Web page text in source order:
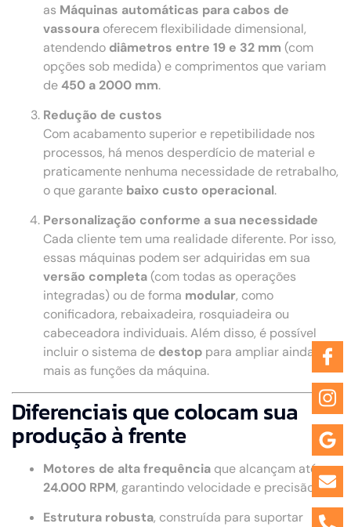
as Máquinas automáticas para cabos de
vassoura oferecem flexibilidade dimensional,
atendendo diâmetros entre 19 e 32 mm (com
opções sob medida) e comprimentos que variam
de450 a 2000 mm.
Redução de custos
Com acabamento superior e repetibilidade nos
processos, há menos desperdício de material e
praticamente nenhuma necessidade de retrabalho,
o que garante baixo custo operacional.
Personalização conforme a sua necessidade
Cada cliente tem uma realidade diferente. Por isso,
essas máquinas podem ser adquiridas em sua
versão completa (com todas as operações
integradas) ou de forma modular, como
conificadora, rebaixadeira, rosquiadeira ou
cabeceadora individuais. Além disso, é possível
incluir o sistema de destop para ampliar ainda
mais as funções da máquina.
Diferenciais que colocam sua
produção à frente
Motores de alta frequência que alcançam até
24.000 RPM, garantindo velocidade e precisão.
Estrutura robusta, construída para suportar